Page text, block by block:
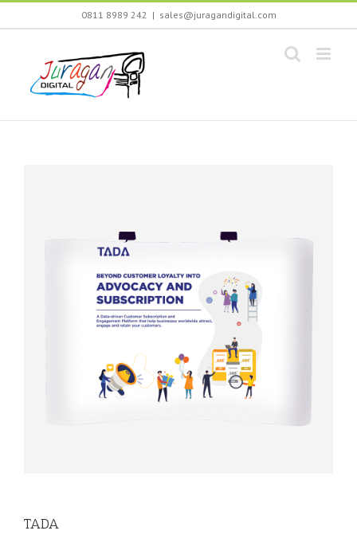
Skip
0811 8989 242 | sales@juragandigital.com
TADA